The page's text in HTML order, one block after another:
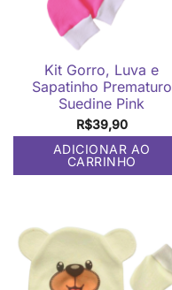
Kit Gorro, Luva e
Sapatinho Prematuro
Suedine Pink
R$39,90
ADICIONAR AO
CARRINHO